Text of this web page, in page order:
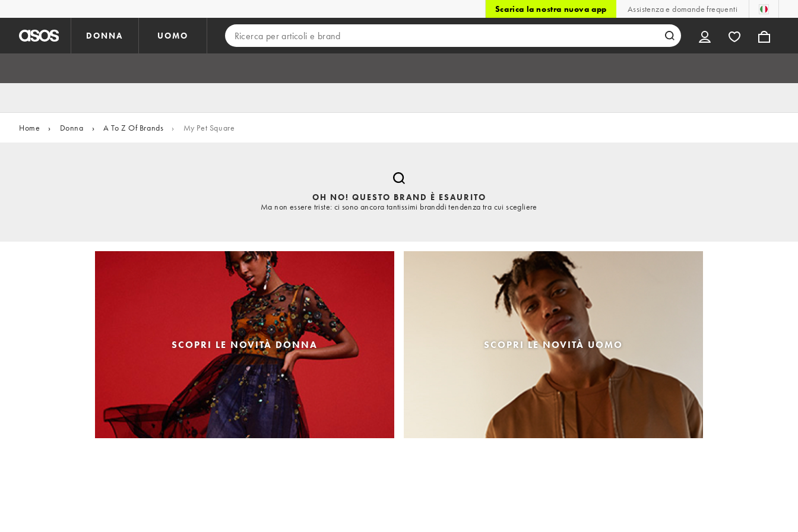
Scarica la nostra nuova app Assistenza e domande frequenti
DONNA UOMO
Home › Donna › A To Z Of Brands › My Pet Square
OH NO! QUESTO BRAND È ESAURITO
Ma non essere triste: ci sono ancora tantissimi branddi tendenza tra cui scegliere
SCOPRI LE NOVITÀ DONNA SCOPRI LE NOVITÀ UOMO